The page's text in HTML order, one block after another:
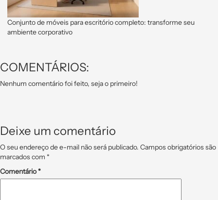
Conjunto de móveis para escritório completo: transforme seu
ambiente corporativo
COMENTÁRIOS:
Nenhum comentário foi feito, seja o primeiro!
Deixe um comentário
O seu endereço de e-mail não será publicado. Campos obrigatórios são
marcados com *
Comentário*